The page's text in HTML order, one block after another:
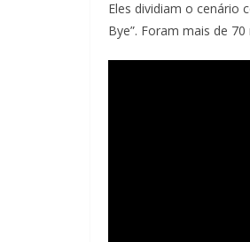
Eles dividiam o cenário
Bye”. Foram mais de